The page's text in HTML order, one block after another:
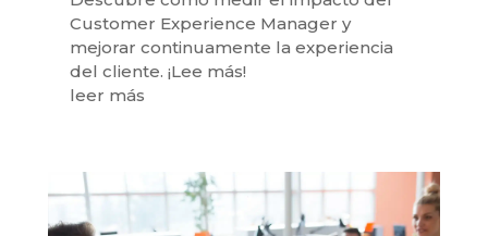
Customer Experience Manager y
mejorar continuamente la experiencia
del cliente. ¡Lee más!
leer más